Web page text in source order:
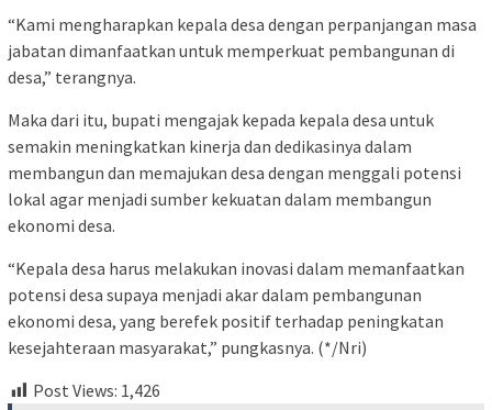
“Kami mengharapkan kepala desa dengan perpanjangan masa
jabatan dimanfaatkan untuk memperkuat pembangunan di
desa,” terangnya.
Maka dari itu, bupati mengajak kepada kepala desa untuk
semakin meningkatkan kinerja dan dedikasinya dalam
membangun dan memajukan desa dengan menggali potensi
lokal agar menjadi sumber kekuatan dalam membangun
ekonomi desa.
“Kepala desa harus melakukan inovasi dalam memanfaatkan
potensi desa supaya menjadi akar dalam pembangunan
ekonomi desa, yang berefek positif terhadap peningkatan
kesejahteraan masyarakat,” pungkasnya. (*/Nri)
Post Views: 1,426